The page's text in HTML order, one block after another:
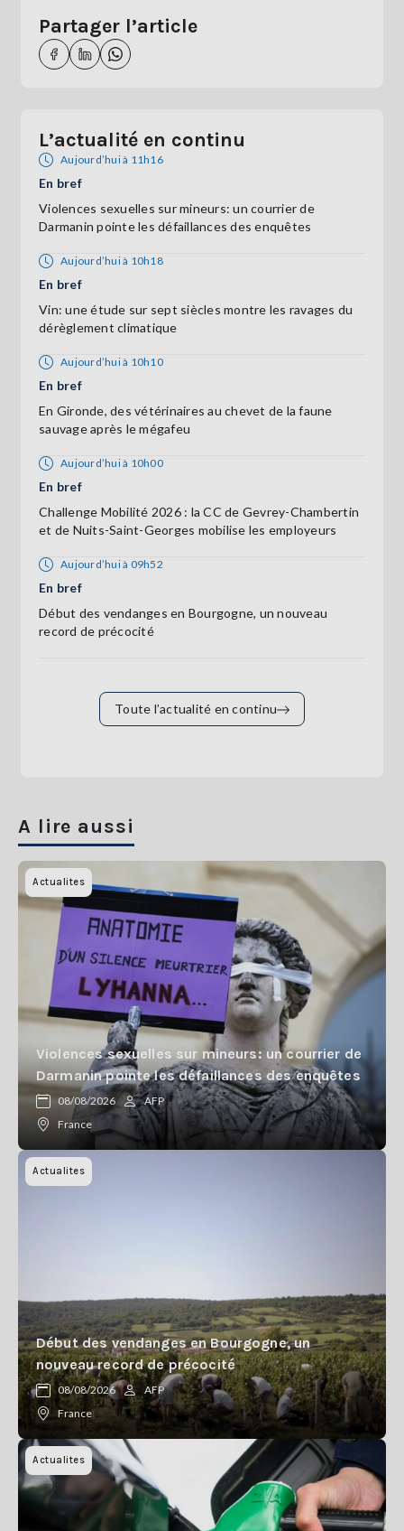
Partager l’article
L’actualité en continu
Aujourd’hui à 11h16
En bref
Violences sexuelles sur mineurs: un courrier de
Darmanin pointe les défaillances des enquêtes
Aujourd’hui à 10h18
En bref
Vin: une étude sur sept siècles montre les ravages du
dérèglement climatique
Aujourd’hui à 10h10
En bref
En Gironde, des vétérinaires au chevet de la faune
sauvage après le mégafeu
Aujourd’hui à 10h00
En bref
Challenge Mobilité 2026 : la CC de Gevrey-Chambertin
et de Nuits-Saint-Georges mobilise les employeurs
Aujourd’hui à 09h52
En bref
Début des vendanges en Bourgogne, un nouveau
record de précocité
Toute l’actualité en continu
A lire aussi
Actualites
Violences sexuelles sur mineurs: un courrier de
Darmanin pointe les défaillances des enquêtes
08/08/2026
AFP
France
Actualites
Début des vendanges en Bourgogne, un
nouveau record de précocité
08/08/2026
AFP
France
Actualites